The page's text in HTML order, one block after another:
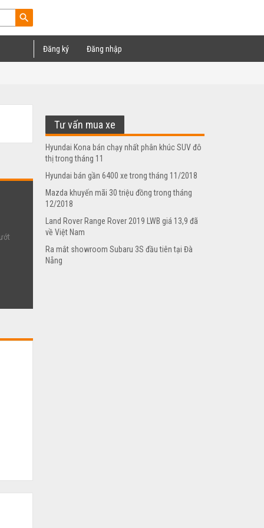
search
Đăng ký Đăng nhập
Tư vấn mua xe
Hyundai Kona bán chạy nhất phân khúc SUV đô
thị trong tháng 11
Hyundai bán gần 6400 xe trong tháng 11/2018
Mazda khuyến mãi 30 triệu đồng trong tháng
12/2018
Land Rover Range Rover 2019 LWB giá 13,9 đã
về Việt Nam
Ra mắt showroom Subaru 3S đầu tiên tại Đà
Nẵng